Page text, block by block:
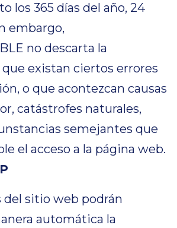
los 365 días del año, 24
embargo,
no descarta la
existan ciertos errores
o que acontezcan causas
catástrofes naturales,
semejantes que
el acceso a la página web.
del sitio web podrán
automática la